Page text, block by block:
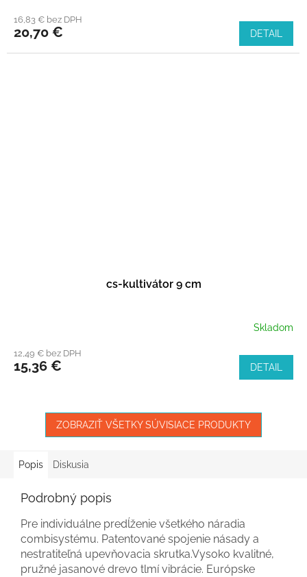
16,83 € bez DPH
20,70 € DETAIL
cs-kultivátor 9 cm
Skladom
12,49 € bez DPH
15,36 € DETAIL
ZOBRAZIŤ VŠETKY SÚVISIACE PRODUKTY
Popis Diskusia
Podrobný popis
Pre individuálne predĺženie všetkého náradia
combisystému. Patentované spojenie násady a
nestratiteľná upevňovacia skrutka.Vysoko kvalitné,
pružné jasanové drevo tlmí vibrácie. Európske